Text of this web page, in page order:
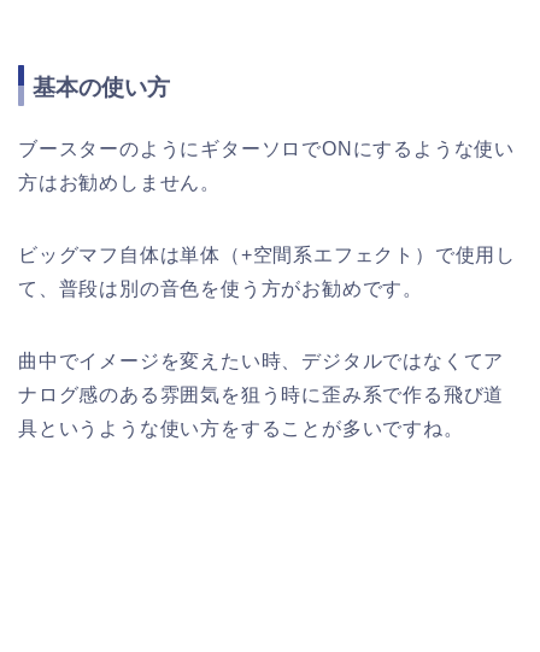
基本の使い方
ブースターのようにギターソロでONにするような使い
方はお勧めしません。
ビッグマフ自体は単体（+空間系エフェクト）で使用し
て、普段は別の音色を使う方がお勧めです。
曲中でイメージを変えたい時、デジタルではなくてア
ナログ感のある雰囲気を狙う時に歪み系で作る飛び道
具というような使い方をすることが多いですね。